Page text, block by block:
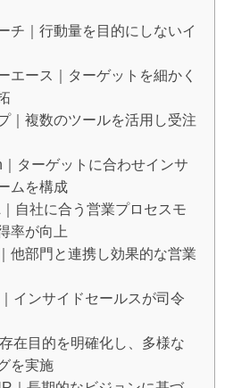
チ｜行動量を目的にしないイ
ース｜ターゲットを細かく
｜複数のツールを活用し受注
ターゲットに合わせインサ
ムを構成
自社に合う営業プロセスモ
率が向上
他部門と連携し効果的な営業
インサイドセールスが司令
在目的を明確化し、多様な
を実施